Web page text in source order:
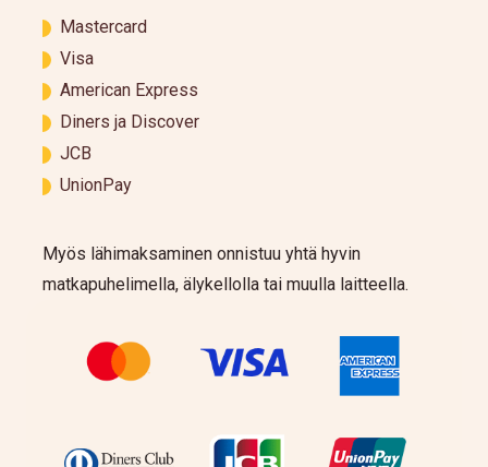
Mastercard
Visa
American Express
Diners ja Discover
JCB
UnionPay
Myös lähimaksaminen onnistuu yhtä hyvin
matkapuhelimella, älykellolla tai muulla laitteella.